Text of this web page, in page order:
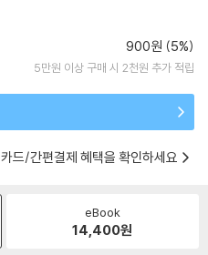
900원 (5%)
5만원 이상 구매 시 2천원 추가 적립
카드/간편결제 혜택을 확인하세요
eBook
14,400원